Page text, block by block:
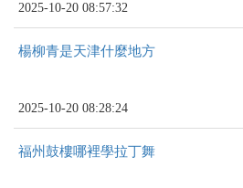
2025-10-20 08:57:32
楊柳青是天津什麼地方
2025-10-20 08:28:24
福州鼓樓哪裡學拉丁舞